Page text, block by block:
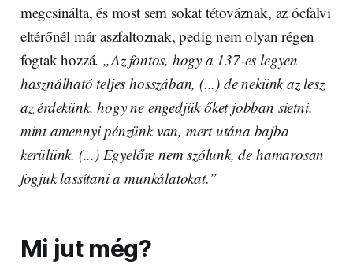
megcsinálta, és most sem sokat tétováznak, az ócfalvi
eltérőnél már aszfaltoznak, pedig nem olyan régen
fogtak hozzá. „Az fontos, hogy a 137-es legyen
használható teljes hosszában, (...) de nekünk az lesz
az érdekünk, hogy ne engedjük őket jobban sietni,
mint amennyi pénzünk van, mert utána bajba
kerülünk. (...) Egyelőre nem szólunk, de hamarosan
fogjuk lassítani a munkálatokat.”
Mi jut még?